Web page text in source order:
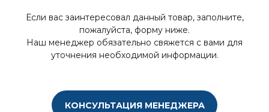
Если вас заинтересовал данный товар, заполните,
пожалуйста, форму ниже.
Наш менеджер обязательно свяжется с вами для
уточнения необходимой информации.
КОНСУЛЬТАЦИЯ МЕНЕДЖЕРА